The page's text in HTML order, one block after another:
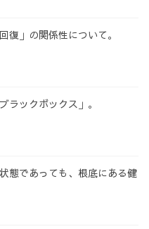
復」の関係性について。
ラックボックス」。
態であっても、根底にある健